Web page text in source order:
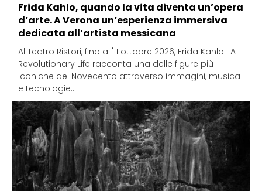
Frida Kahlo, quando la vita diventa un’opera
d’arte. A Verona un’esperienza immersiva
dedicata all’artista messicana
Al Teatro Ristori, fino all'11 ottobre 2026, Frida Kahlo | A
Revolutionary Life racconta una delle figure più
iconiche del Novecento attraverso immagini, musica
e tecnologie...